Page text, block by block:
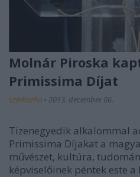
Molnár Piroska
Primissima Díjat
szinhazhu • 2013. december 06.
Tizenegyedik alkalommal
Primissima Díjakat a
művészet, kultúra,
képviselőinek péntek este